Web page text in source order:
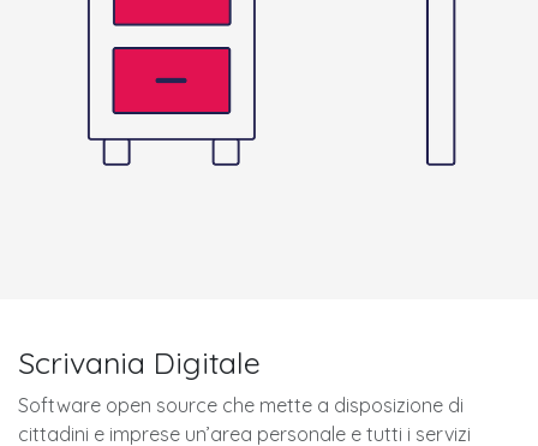
Scrivania Digitale
Software open source che mette a disposizione di
cittadini e imprese un’area personale e tutti i servizi